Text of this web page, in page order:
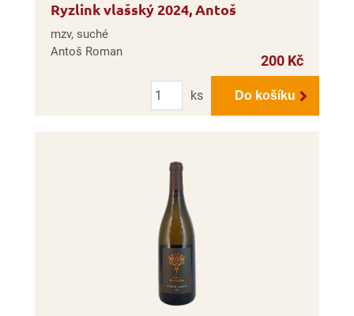
Ryzlink vlašský 2024, Antoš
mzv, suché
Antoš Roman
200 Kč
Počet
ks
Do košíku